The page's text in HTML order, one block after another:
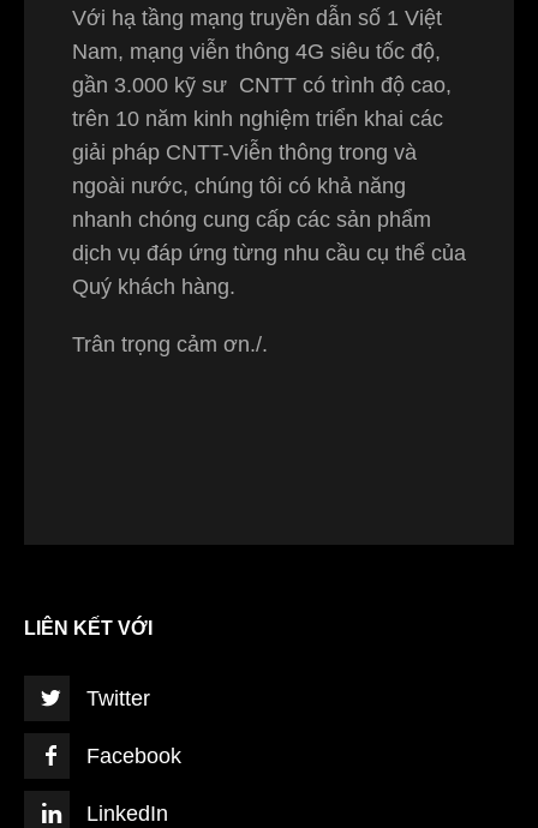
Với hạ tầng mạng truyền dẫn số 1 Việt
Nam, mạng viễn thông 4G siêu tốc độ,
gần 3.000 kỹ sư CNTT có trình độ cao,
trên 10 năm kinh nghiệm triển khai các
giải pháp CNTT-Viễn thông trong và
ngoài nước, chúng tôi có khả năng
nhanh chóng cung cấp các sản phẩm
dịch vụ đáp ứng từng nhu cầu cụ thể của
Quý khách hàng.
Trân trọng cảm ơn./.
LIÊN KẾT VỚI
Twitter
Facebook
LinkedIn